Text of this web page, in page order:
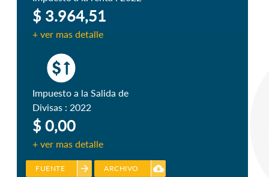
$ 3.964,51
+ ver mas detalle
Impuesto a la Salida de
Divisas : 2022
$ 0,00
+ ver mas detalle
arrow_forward
FUENTE cloud_download
ARCHIVO